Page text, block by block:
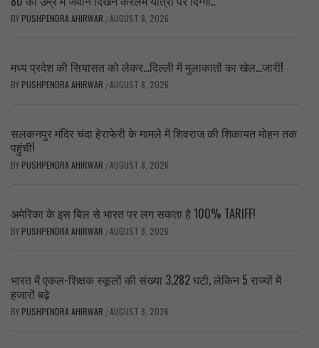
BY PUSHPENDRA AHIRWAR /AUGUST 8, 2026
मध्य प्रदेश की सियासत को लेकर…दिल्ली में मुलाकातों का खेल…जारी!
BY PUSHPENDRA AHIRWAR /AUGUST 8, 2026
सलकनपुर मंदिर चंदा हेराफेरी के मामले में शिवराज की शिकायत मोहन तक
पहुंची!
BY PUSHPENDRA AHIRWAR /AUGUST 8, 2026
अमेरिका के इस बिल से भारत पर लग सकता है 100% TARIFF!
BY PUSHPENDRA AHIRWAR /AUGUST 8, 2026
भारत में एकल-शिक्षक स्कूलों की संख्या 3,282 घटी, लेकिन 5 राज्यों में
हजारों बढ़े
BY PUSHPENDRA AHIRWAR /AUGUST 8, 2026